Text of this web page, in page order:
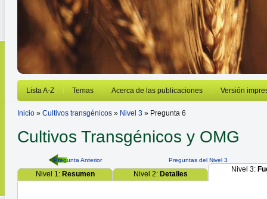
Lista A-Z Temas Acerca de las publicaciones Versión
Inicio » Cultivos transgénicos » Nivel 3 » Pregunta 6
Cultivos Transgénicos y OMG
Pregunta Anterior Preguntas del Nivel 3
Nivel 1: Resumen Nivel 2: Detalles
Nivel 3: